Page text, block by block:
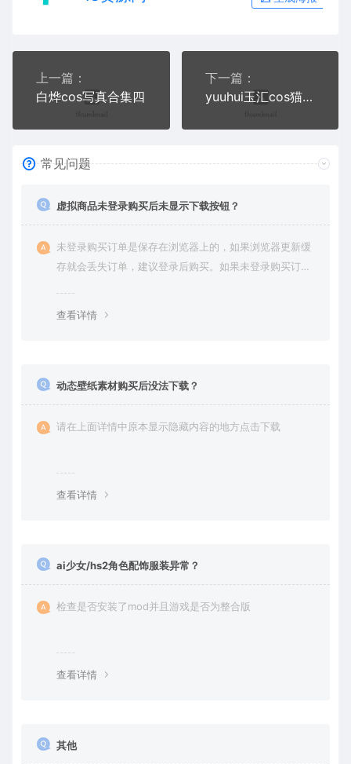
上一篇：
白烨cos写真合集四
下一篇：
yuuhui玉汇cos猫+春之歌+有氧日写真+视频
常见问题
虚拟商品未登录购买后未显示下载按钮？
未登录购买订单是保存在浏览器上的，如果浏览器更新缓
存就会丢失订单，建议登录后购买。如果未登录购买订单
查看详情
动态壁纸素材购买后没法下载？
请在上面详情中原本显示隐藏内容的地方点击下载
查看详情
ai少女/hs2角色配饰服装异常？
检查是否安装了mod并且游戏是否为整合版
查看详情
其他